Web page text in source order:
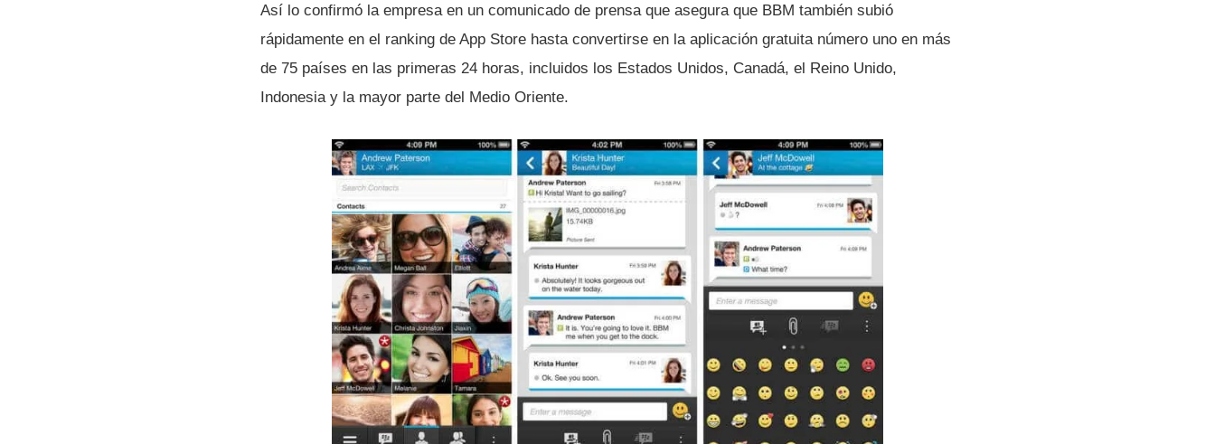
Así­ lo confirmó la empresa en un comunicado de prensa que asegura que BBM también subió
rápidamente en el ranking de App Store hasta convertirse en la aplicación gratuita número uno en más
de 75 paí­ses en las primeras 24 horas, incluidos los Estados Unidos, Canadá, el Reino Unido,
Indonesia y la mayor parte del Medio Oriente.